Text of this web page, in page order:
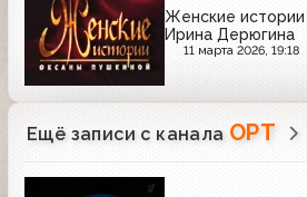
Женские истории
Ирина Дерюгина
11 марта 2026, 19:18
Ещё записи с канала ОРТ